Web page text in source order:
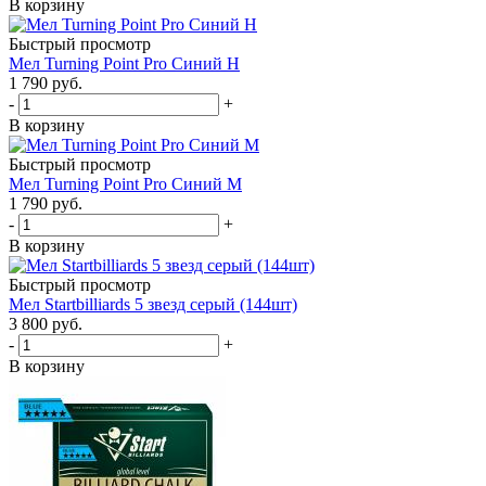
В корзину
Быстрый просмотр
Мел Turning Point Pro Синий H
1 790 руб.
-
+
В корзину
Быстрый просмотр
Мел Turning Point Pro Синий M
1 790 руб.
-
+
В корзину
Быстрый просмотр
Мел Startbilliards 5 звезд серый (144шт)
3 800 руб.
-
+
В корзину